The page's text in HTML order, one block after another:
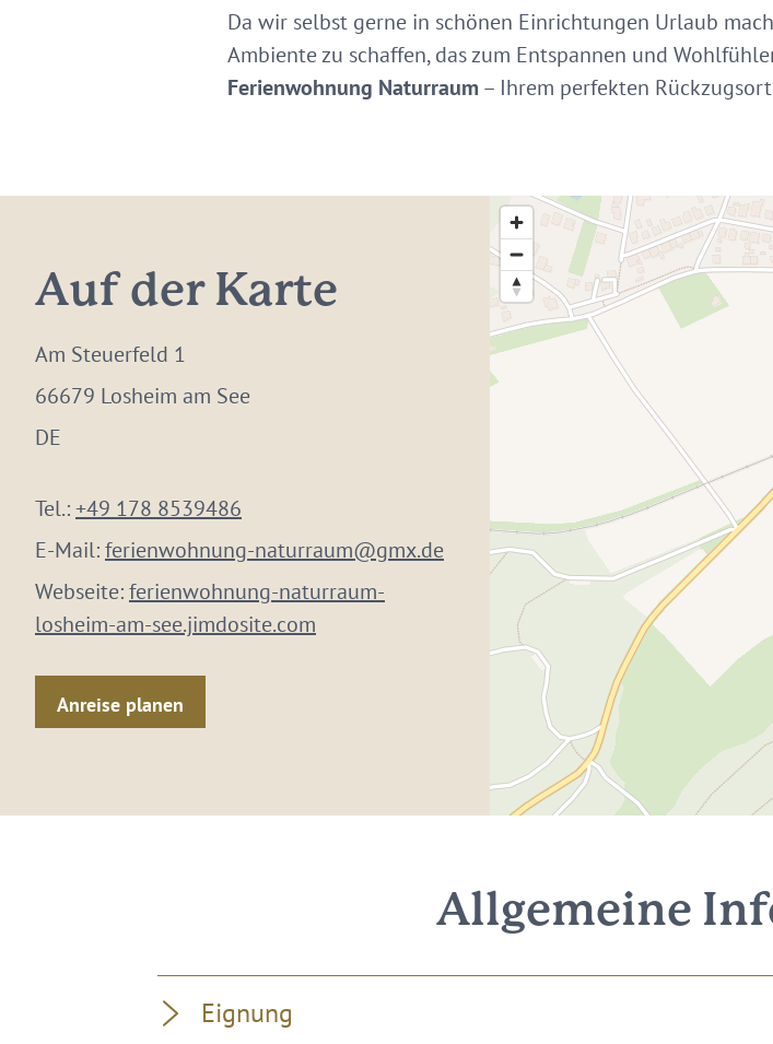
Da wir selbst gerne in schönen Einrichtungen Urlaub
Ambiente zu schaffen, das zum Entspannen und
Ferienwohnung Naturraum – Ihrem perfekten
Auf der Karte
Am Steuerfeld 1
66679 Losheim am See
DE
Tel.:+49 178 8539486
E-Mail:ferienwohnung-naturraum@gmx.de
Webseite:ferienwohnung-naturraum-
losheim-am-see.jimdosite.com
Anreise planen
Allgemeine
Eignung